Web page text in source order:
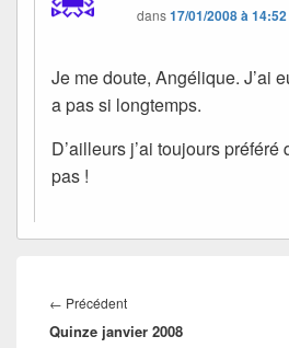
dans17/01/2008 à 14:52
Je me doute, Angélique. J’ai
a pas si longtemps.
D’ailleurs j’ai toujours préféré
pas !
de
l’article
← PrécédentArticle
précédent :
Quinze janvier 2008